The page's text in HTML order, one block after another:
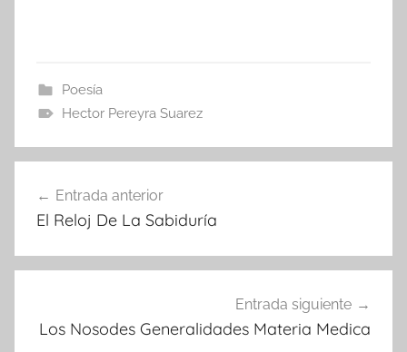
Poesía
Hector Pereyra Suarez
de
Entrada anterior
El Reloj De La Sabiduría
Entrada siguiente
Los Nosodes Generalidades Materia Medica